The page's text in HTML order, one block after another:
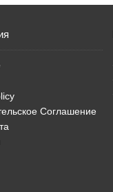
Соглашение